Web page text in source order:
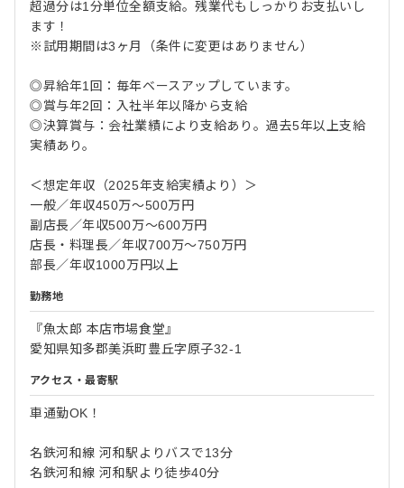
超過分は1分単位全額支給。残業代もしっかりお支払いし
ます！
※試用期間は3ヶ月（条件に変更はありません）
◎昇給年1回：毎年ベースアップしています。
◎賞与年2回：入社半年以降から支給
◎決算賞与：会社業績により支給あり。過去5年以上支給
実績あり。
＜想定年収（2025年支給実績より）＞
一般／年収450万～500万円
副店長／年収500万～600万円
店長・料理長／年収700万～750万円
部長／年収1000万円以上
勤務地
『魚太郎 本店市場食堂』
愛知県知多郡美浜町豊丘字原子32-1
アクセス・最寄駅
車通勤OK！
名鉄河和線 河和駅よりバスで13分
名鉄河和線 河和駅より徒歩40分